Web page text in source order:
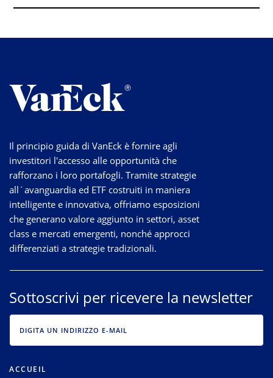
Il principio guida di VanEck è fornire agli
investitori l'accesso alle opportunità che
rafforzano i loro portafogli. Tramite strategie
all´avanguardia ed ETF costruiti in maniera
intelligente e innovativa, offriamo esposizioni
che generano valore aggiunto in settori, asset
class e mercati emergenti, nonché approcci
differenziati a strategie tradizionali.
Sottoscrivi per ricevere la newsletter
ACCUEIL